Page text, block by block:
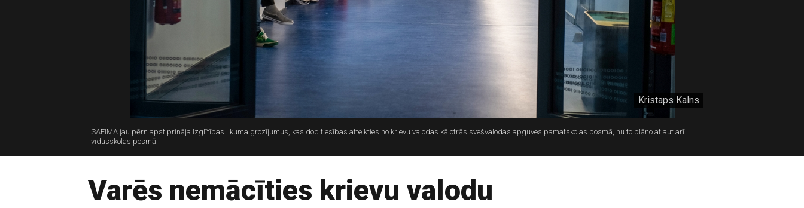
Kristaps Kalns
SAEIMA jau pērn apstiprināja Izglītības likuma grozījumus, kas dod tiesības atteikties no krievu valodas kā otrās svešvalodas apguves pamatskolas posmā, nu to plāno atļaut arī
vidusskolas posmā.
Varēs nemācīties krievu valodu